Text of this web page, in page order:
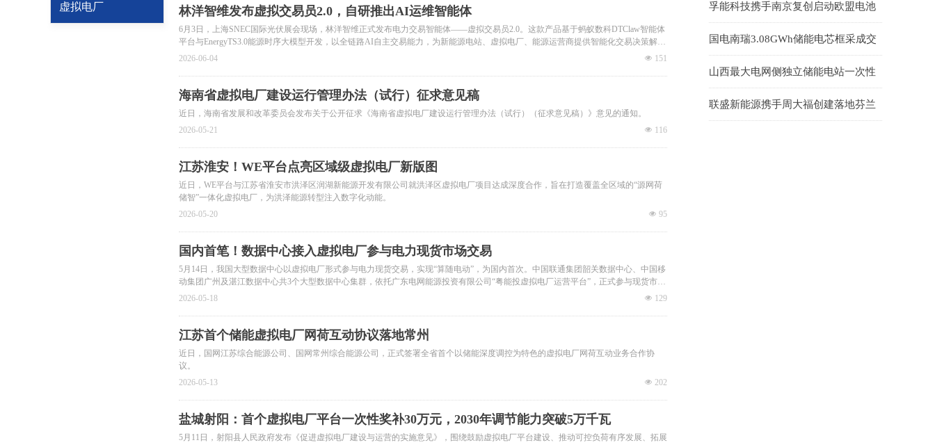
林洋智维发布虚拟交易员2.0，自研推出AI运维智能体
6月3日，上海SNEC国际光伏展会现场，林洋智维正式发布电力交易智能体——虚拟交易员2.0。这款产品基于蚂蚁数科DTClaw智能体
平台与EnergyTS3.0能源时序大模型开发，以全链路AI自主交易能力，为新能源电站、虚拟电厂、能源运营商提供智能化交易决策解决
方案，标志着能源电力交易正式进入AI自主运行新阶段。
넶 151
2026-06-04
海南省虚拟电厂建设运行管理办法（试行）征求意见稿
近日，海南省发展和改革委员会发布关于公开征求《海南省虚拟电厂建设运行管理办法（试行）（征求意见稿）》意见的通知。
넶 116
2026-05-21
江苏淮安！WE平台点亮区域级虚拟电厂新版图
近日，WE平台与江苏省淮安市洪泽区润湖新能源开发有限公司就洪泽区虚拟电厂项目达成深度合作，旨在打造覆盖全区域的“源网荷
储智”一体化虚拟电厂，为洪泽能源转型注入数字化动能。
넶 95
2026-05-20
国内首笔！数据中心接入虚拟电厂参与电力现货市场交易
5月14日，我国大型数据中心以虚拟电厂形式参与电力现货交易，实现“算随电动”，为国内首次。中国联通集团韶关数据中心、中国移
动集团广州及湛江数据中心共3个大型数据中心集群，依托广东电网能源投资有限公司“粤能投虚拟电厂运营平台”，正式参与现货市场
电能量交易与结算，实现“现货灵活购”。
넶 129
2026-05-18
江苏首个储能虚拟电厂网荷互动协议落地常州
近日，国网江苏综合能源公司、国网常州综合能源公司，正式签署全省首个以储能深度调控为特色的虚拟电厂网荷互动业务合作协
议。
넶 202
2026-05-13
盐城射阳：首个虚拟电厂平台一次性奖补30万元，2030年调节能力突破5万千瓦
5月11日，射阳县人民政府发布《促进虚拟电厂建设与运营的实施意见》，围绕鼓励虚拟电厂平台建设、推动可控负荷有序发展、拓展
虚拟电厂
场
孚能科技携手南京复创启动欧盟电池
护照项目
国电南瑞3.08GWh储能电芯框采成交
候选人公示
山西最大电网侧独立储能电站一次性
并网成功！易储数智激活华北绿能新
引擎
联盛新能源携手周大福创建落地芬兰
储能项目 开启欧洲绿色储能协同新征